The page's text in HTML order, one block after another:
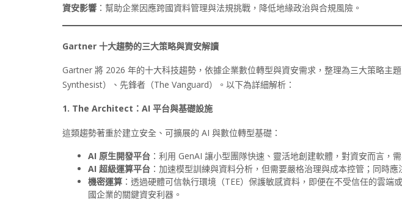
資安影響 ：幫助企業因應跨國資料管理與法規挑戰，降低地緣政治與合規風險。
Gartner 十大趨勢的三大策略與資安解讀
Gartner 將 2026 年的十大科技趨勢，依據企業數位轉型與資安需求，整理為三大策略主
Synthesist）、先鋒者（The Vanguard）。以下為詳細解析：
1. The Architect：AI 平台與基礎設施
這類趨勢著重於建立安全、可擴展的 AI 與數位轉型基礎：
AI 原生開發平台 ：利用 GenAI 讓小型團隊快速、靈活地創建軟體，對資安而言，
AI 超級運算平台 ：加速模型訓練與資料分析，但需要嚴格治理與成本控管；同時
機密運算 ：透過硬體可信執行環境（TEE）保護敏感資料，即便在不受信任的雲
國企業的關鍵資安利器。